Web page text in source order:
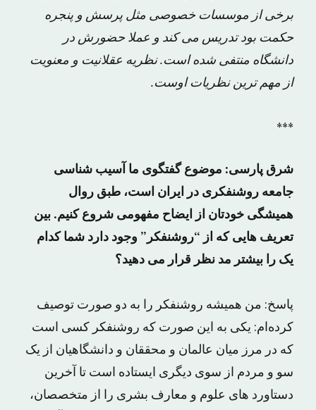
برخی از موسسات خصوصی مثل پرسش و پنجره
حکمت بود تدریس می کند و عملا حضورش در
دانشگاه منتفی شده است. نظریه عقلانیت و معنویت
از مهم‌ ترین نظریات اوست.
***
شرق پارسی: موضوع گفتگوی ما آسیب شناسی
جامعه روشنفکری در ایران است، طبق روال
همیشگی خودتان از ایضاح مفهومی شروع کنیم. بین
تعریف هایی که از “روشنفکر” وجود دارد شما کدام
یک را بیشتر مد نظر قرار می دهید؟
پاسخ: من همیشه روشنفکر را به دو صورت توصیف
کرده‌ام: یکی به این صورت که روشنفکر کسی است
که در مرز میان عالمان و محققان و دانشگاهیان از یک
سو و مردم از سوی دیگری ایستاده است تا آخرین
دستاورد های علوم و معارف بشری را از متخصصان،